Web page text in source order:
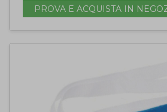
PROVA E ACQUISTA IN